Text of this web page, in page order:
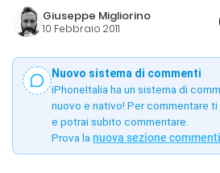
Giuseppe Migliorino
10 Febbraio 2011
Nuovo sistema di commenti
iPhoneItalia ha un sistema di
nuovo e nativo! Per commentare
e potrai subito commentare.
Prova la nuova sezione commenti